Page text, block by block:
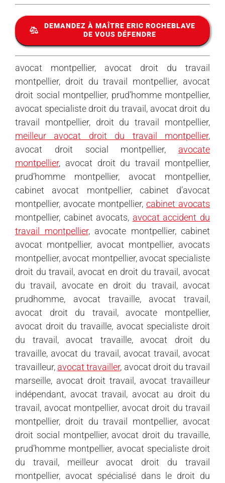
DEMANDEZ À MAÎTRE ERIC ROCHEBLAVE
DE VOUS DÉFENDRE
avocat montpellier, avocat droit du travail
montpellier, droit du travail montpellier, avocat
droit social montpellier, prud’homme montpellier,
avocat specialiste droit du travail, avocat droit du
travail montpellier, droit du travail montpellier,
meilleur avocat droit du travail montpellier,
avocat droit social montpellier, avocate
montpellier, avocat droit du travail montpellier,
prud’homme montpellier, avocat montpellier,
cabinet avocat montpellier, cabinet d’avocat
montpellier, avocate montpellier, cabinet avocats
montpellier, cabinet avocats, avocat accident du
travail montpellier, avocate montpellier, cabinet
avocat montpellier, avocat montpellier, avocats
montpellier, avocat montpellier, avocat specialiste
droit du travail, avocat en droit du travail, avocat
du travail, avocate en droit du travail, avocat
prudhomme, avocat travaille, avocat travail,
avocat droit du travail, avocate montpellier,
avocat droit du travaille, avocat specialiste droit
du travail, avocat travaille, avocat droit du
travaille, avocat du travail, avocat travail, avocat
travailleur, avocat travailler, avocat droit du travail
marseille, avocat droit travail, avocat travailleur
indépendant, avocat travail, avocat au droit du
travail, avocat montpellier, avocat droit du travail
montpellier, droit du travail montpellier, avocat
droit social montpellier, avocat droit du travaille,
prud’homme montpellier, avocat specialiste droit
du travail, meilleur avocat droit du travail
montpellier, avocat spécialisé dans le droit du